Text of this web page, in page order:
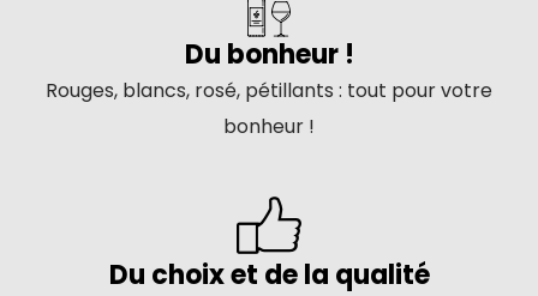
Du bonheur !
Rouges, blancs, rosé, pétillants : tout pour votre
bonheur !
Du choix et de la qualité